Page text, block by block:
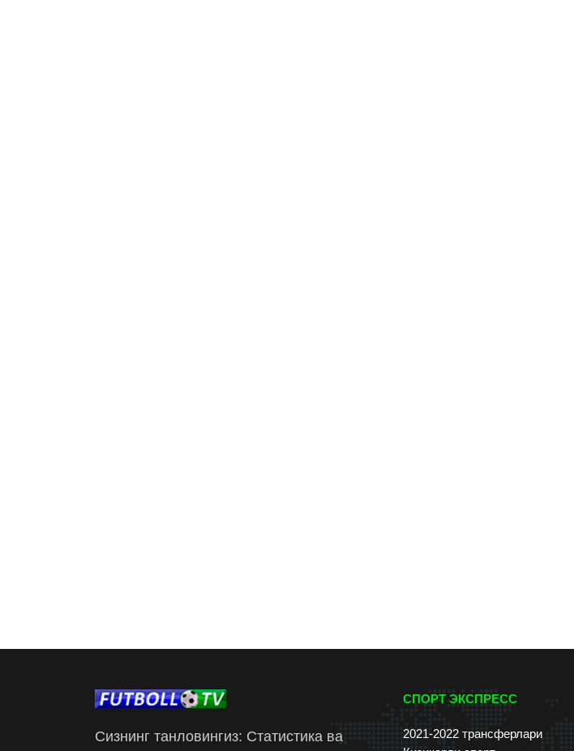
Сизнинг танловингиз: Статистика ва
СПОРТ ЭКСПРЕСС
2021-2022 трансферлари